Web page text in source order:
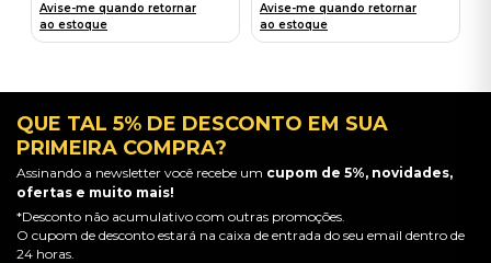
Avise-me quando retornar
ao estoque
Avise-me quando retornar
ao estoque
QUE TAL 5% DE DESCONTO EM SUA
PRIMEIRA COMPRA?
Assinando a newsletter você recebe um cupom de 5%, novidades,
ofertas e muito mais!
*Desconto não acumulativo com outras promoções.
O cupom de desconto estará na caixa de entrada do seu email dentro de
24 horas.